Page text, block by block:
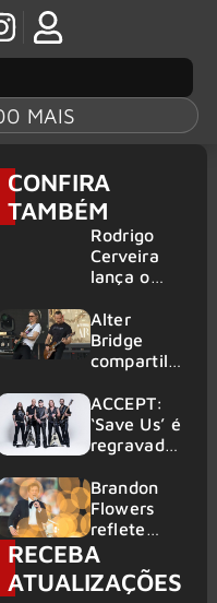
MAIS
CONFIRA
TAMBÉM
Rodrigo
Cerveira
lança o
Searcher”
Alter
Bridge
compartilh
vivo de
“Fortress”
gravada
am Ring
2026
ACCEPT:
‘Save Us’ é
regravada
membros
do GHOST
e KORN
Brandon
Flowers
reflete
sobre o
futuro e
levanta
RECEBA
ATUALIZAÇÕES